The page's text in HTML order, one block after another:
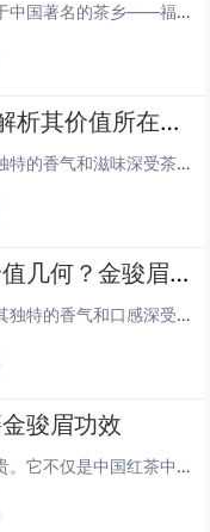
福建省华辉九龙生态茶业有限公司，坐落于中国著名的茶乡——福建省，以其独特的地理位置和丰富的茶文化历史，成为了中国茶叶行业的一颗璀璨明珠。本文将带您走进华辉九龙，探索其背后的绿色生态理念和九龙茶的传奇故事。 公司概况 华辉九龙生态茶业有限公...
金骏眉3000一斤贵吗？深度解析其价值所在金骏眉3000一斤贵吗
金骏眉，作为中国红茶中的佼佼者，以其独特的香气和滋味深受茶友们的喜爱。然而，当提及金骏眉3000元一斤的价格时，许多人不禁会问：这真的值吗？本文将从多个角度，深入探讨金骏眉的价值，为你揭开其价格背后的奥秘。 一、金骏眉的产地与工艺 金骏眉...
金骏眉茶的价格解密：一斤价值几何？金骏眉茶多少钱一斤
金骏眉茶，作为中国红茶中的佼佼者，以其独特的香气和口感深受茶友们的喜爱。然而，市场上金骏眉茶的价格差异巨大，从几百元到上万元不等，让人眼花缭乱。本文将带你深入了解金骏眉茶的价格因素，揭秘一斤金骏眉茶的价值。 1. 金骏眉茶的等级 金骏眉茶...
骏眉功效
金骏眉，这个名字本身就充满了诗意和尊贵。它不仅是中国红茶中的佼佼者，更是茶友们心中的养生圣品。今天，就让我们一起揭开金骏眉的神秘面纱，探索它的神奇功效。 提神醒脑，活力四射 金骏眉的第一大功效，就是提神醒脑。它含有的茶多酚和咖啡因，能够刺...